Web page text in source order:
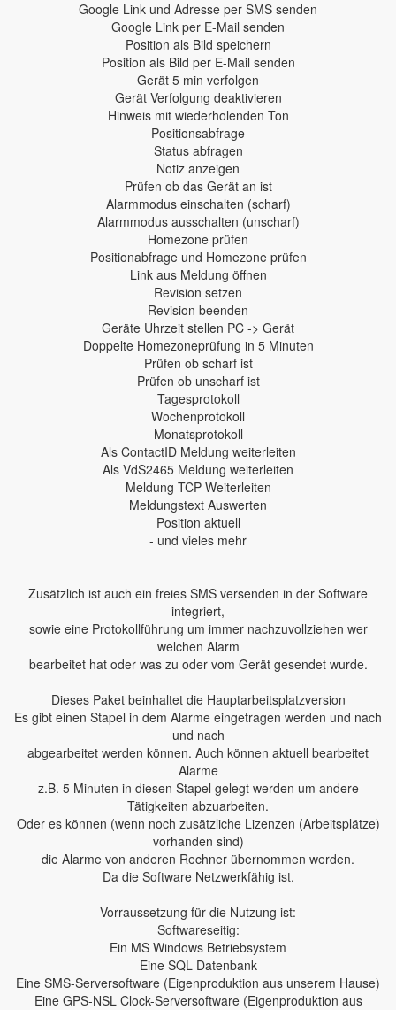
Google Link und Adresse per SMS senden
Google Link per E-Mail senden
Position als Bild speichern
Position als Bild per E-Mail senden
Gerät 5 min verfolgen
Gerät Verfolgung deaktivieren
Hinweis mit wiederholenden Ton
Positionsabfrage
Status abfragen
Notiz anzeigen
Prüfen ob das Gerät an ist
Alarmmodus einschalten (scharf)
Alarmmodus ausschalten (unscharf)
Homezone prüfen
Positionabfrage und Homezone prüfen
Link aus Meldung öffnen
Revision setzen
Revision beenden
Geräte Uhrzeit stellen PC -> Gerät
Doppelte Homezoneprüfung in 5 Minuten
Prüfen ob scharf ist
Prüfen ob unscharf ist
Tagesprotokoll
Wochenprotokoll
Monatsprotokoll
Als ContactID Meldung weiterleiten
Als VdS2465 Meldung weiterleiten
Meldung TCP Weiterleiten
Meldungstext Auswerten
Position aktuell
- und vieles mehr
Zusätzlich ist auch ein freies SMS versenden in der Software
integriert,
sowie eine Protokollführung um immer nachzuvollziehen wer
welchen Alarm
bearbeitet hat oder was zu oder vom Gerät gesendet wurde.
Dieses Paket beinhaltet die Hauptarbeitsplatzversion
Es gibt einen Stapel in dem Alarme eingetragen werden und nach
und nach
abgearbeitet werden können. Auch können aktuell bearbeitet
Alarme
z.B. 5 Minuten in diesen Stapel gelegt werden um andere
Tätigkeiten abzuarbeiten.
Oder es können (wenn noch zusätzliche Lizenzen (Arbeitsplätze)
vorhanden sind)
die Alarme von anderen Rechner übernommen werden.
Da die Software Netzwerkfähig ist.
Vorraussetzung für die Nutzung ist:
Softwareseitig:
Ein MS Windows Betriebsystem
Eine SQL Datenbank
Eine SMS-Serversoftware (Eigenproduktion aus unserem Hause)
Eine GPS-NSL Clock-Serversoftware (Eigenproduktion aus